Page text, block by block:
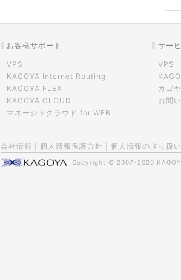
お客様サポート
VPS
KAGOYA Internet Routing
KAGOYA FLEX
KAGOYA CLOUD
マネージドクラウド for WEB
サー
VPS
カゴ
お問
会社情報 個人情報保護方針 個人情報の取り扱
Copyright © 2007-2020